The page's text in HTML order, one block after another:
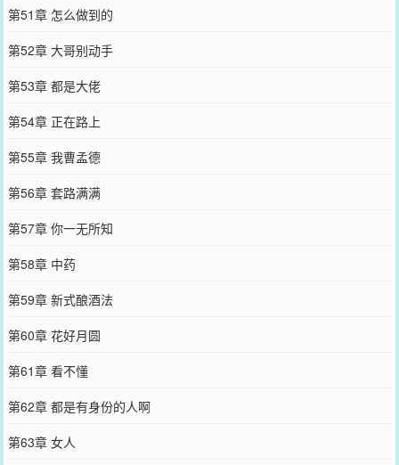
第51章 怎么做到的
第52章 大哥别动手
第53章 都是大佬
第54章 正在路上
第55章 我曹孟德
第56章 套路满满
第57章 你一无所知
第58章 中药
第59章 新式酿酒法
第60章 花好月圆
第61章 看不懂
第62章 都是有身份的人啊
第63章 女人